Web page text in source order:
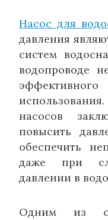
Насос для
давления
систем
водопроводе
насосов
повысить
обеспечить
даже при
давлении в
Одним из